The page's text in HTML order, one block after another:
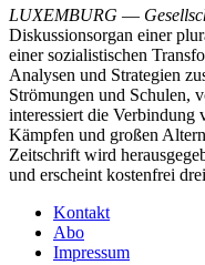
LUXEMBURG —
Diskussionsorgan einer
einer sozialistischen
Analysen und Strategien
Strömungen und Schulen,
interessiert die Verbindung
Kämpfen und großen
Zeitschrift wird
und erscheint kostenfrei
Kontakt
Abo
Impressum